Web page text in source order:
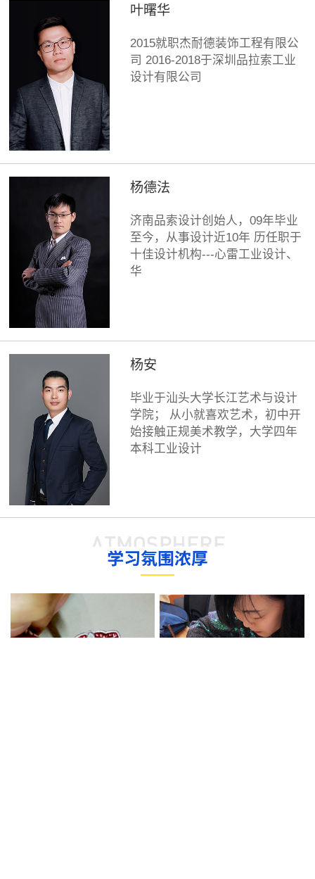
叶曙华
2015就职杰耐德装饰工程有限公
司 2016-2018于深圳品拉索工业
设计有限公司
杨德法
济南品索设计创始人，09年毕业
至今，从事设计近10年 历任职于
十佳设计机构---心雷工业设计、
华
杨安
毕业于汕头大学长江艺术与设计
学院； 从小就喜欢艺术，初中开
始接触正规美术教学，大学四年
本科工业设计